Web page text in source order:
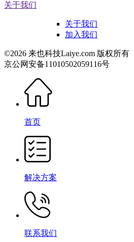
关于我们
关于我们
加入我们
©2026 来也科技Laiye.com 版权所有
京公网安备11010502059116号
首页
解决方案
联系我们